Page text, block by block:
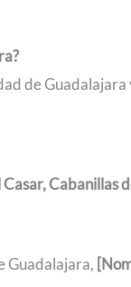
de
Cabanillas
Guadalajara,